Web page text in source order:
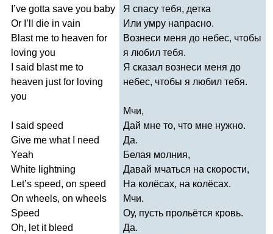
’ve gotta save you baby
Or ’ die in vain
Blast me to heaven for
loving you
said blast me to
heaven just for loving
you
said speed
Give me what
need
Yeah
White lightning
Let’s speed, on speed
On wheels, on wheels
Speed
Oh, let it bleed
Я спасу тебя, детка
Или умру напрасно.
Вознеси меня до небес, чтобы
я любил тебя.
Я сказал вознеси меня до
небес, чтобы я любил тебя.
Мчи,
Дай мне то, что мне нужно.
Да.
Белая молния,
Давай мчаться на скорости,
На колёсах, на колёсах.
Мчи.
Оу, пусть прольётся кровь.
Да.